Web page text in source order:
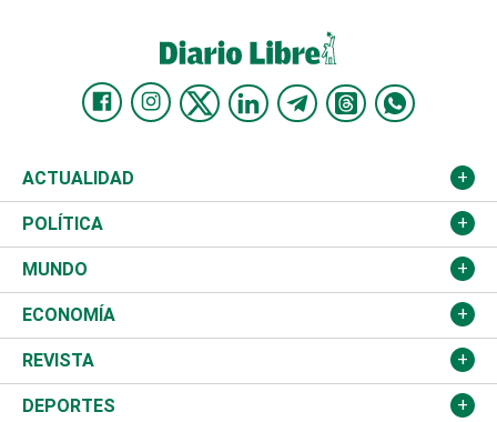
ACTUALIDAD
Nacional
Ciudad
Educación
Salud
Justicia
POLÍTICA
Partidos
JCE
TSE
Congreso Nacional
MUNDO
Estados Unidos
América Latina
Haití
ECONOMÍA
Finanzas
Turismo
REVISTA
Música
DEPORTES